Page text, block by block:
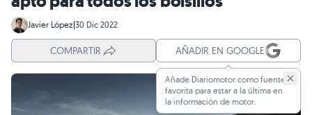
Javier López|30 Dic 2022
COMPARTIR AÑADIR EN GOOGLE
Añade Diariomotor como fuente
favorita para estar a la última en
la información de motor.